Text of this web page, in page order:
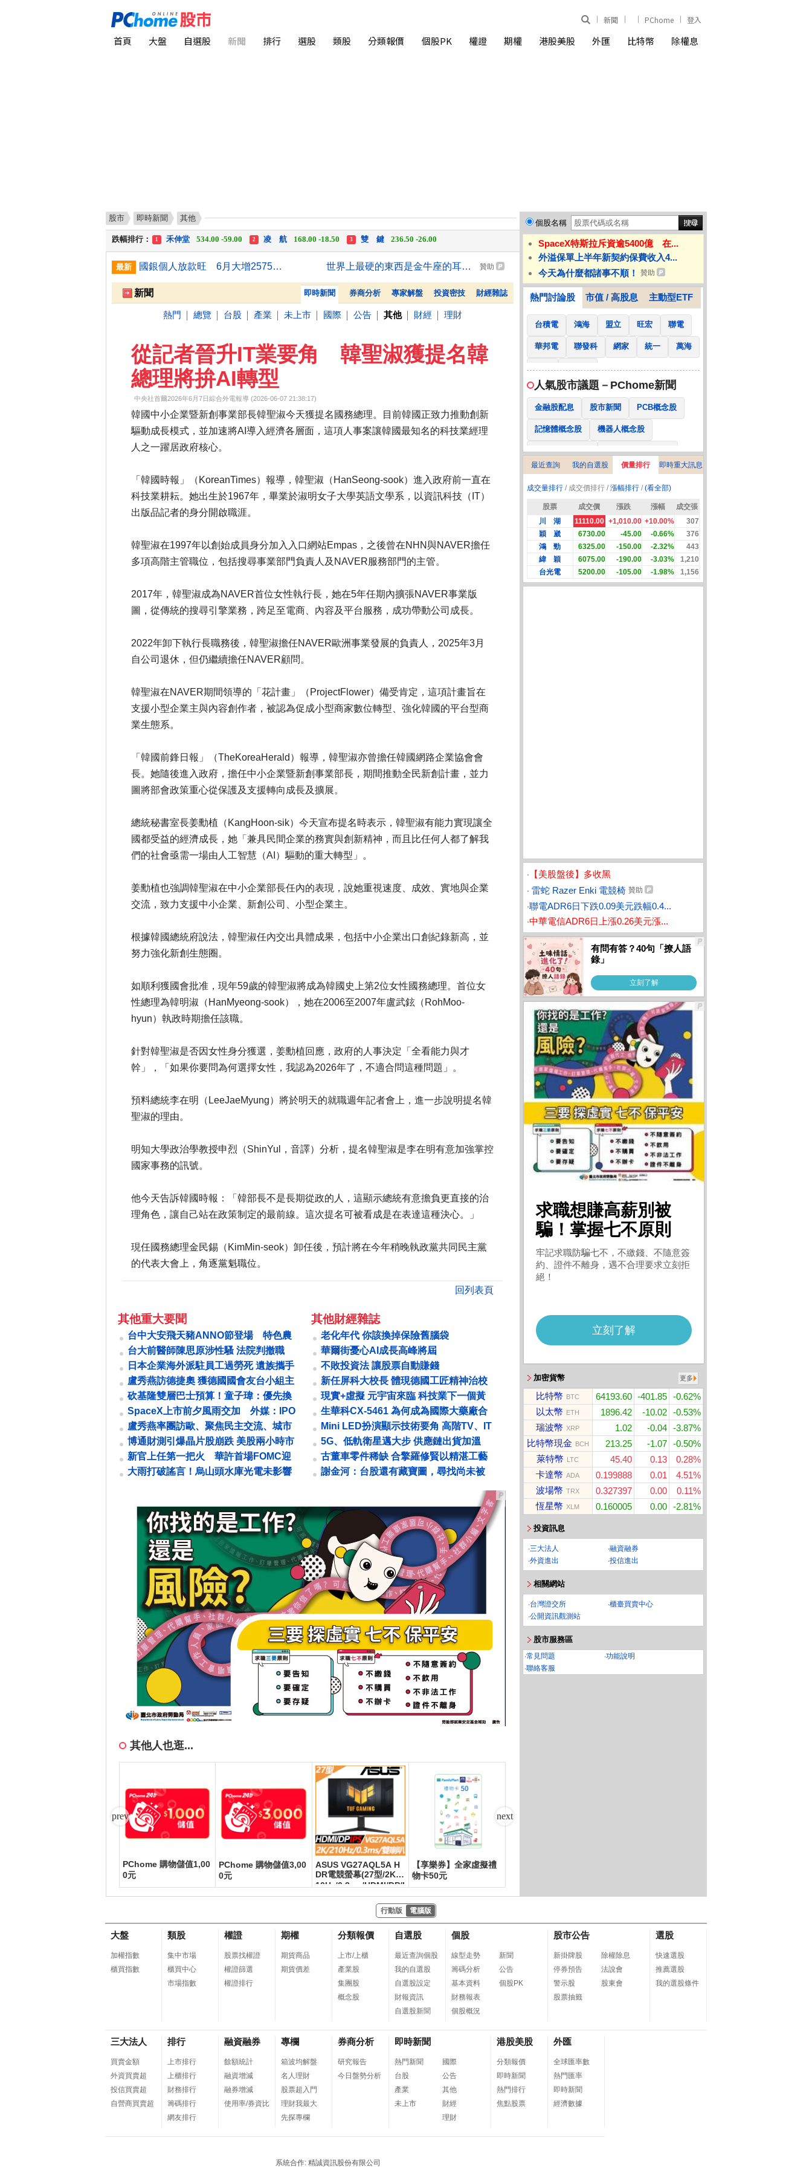
新聞 PChome 登入
首頁 大盤 自選股 新聞 排行 選股 類股 分類報價 個股PK 權證 期權 港股美股 外匯 比特幣 除權息
股市 即時新聞 其他
漲幅排行： 川 湖11,110.00 +1,010.00
跌幅排行：
禾伸堂534.00 -59.00 凌 航168.00 -18.50 雙 鍵236.50 -26.00
漲停排行：
中化生 川 湖 11,110.00 +1,010.00 柏 騰
跌停排行：
1 禾伸堂534.00 -59.00 2 凌 航 168.00 -18.50 3 雙 鍵236.50 -26.00
最新 國銀個人放款旺 6月大增2575億寫史上單月新高 世界上最硬的東西是金牛座的耳朵，但 贊助
熱門 勞動部：Uber Eats疊單計算方式違法 每案可罰2萬 世界上最硬的東西是金牛座的耳朵，但
贊助
新聞 即時新聞 券商分析 專家解盤 投資密技 財經雜誌
熱門 總覽 台股 產業 未上市 國際 公告 其他 財經 理財
從記者晉升IT業要角 韓聖淑獲提名韓
總理將拚AI轉型
中央社首爾2026年6月7日綜合外電報導 (2026-06-07 21:38:17)
韓國中小企業暨新創事業部長韓聖淑今天獲提名國務總理。目前韓國正致力推動創新
驅動成長模式，並加速將AI導入經濟各層面，這項人事案讓韓國最知名的科技業經理
人之一躍居政府核心。
「韓國時報」（KoreanTimes）報導，韓聖淑（HanSeong-sook）進入政府前一直在
科技業耕耘。她出生於1967年，畢業於淑明女子大學英語文學系，以資訊科技（IT）
出版品記者的身分開啟職涯。
韓聖淑在1997年以創始成員身分加入入口網站Empas，之後曾在NHN與NAVER擔任
多項高階主管職位，包括搜尋事業部門負責人及NAVER服務部門的主管。
2017年，韓聖淑成為NAVER首位女性執行長，她在5年任期內擴張NAVER事業版
圖，從傳統的搜尋引擎業務，跨足至電商、內容及平台服務，成功帶動公司成長。
2022年卸下執行長職務後，韓聖淑擔任NAVER歐洲事業發展的負責人，2025年3月
自公司退休，但仍繼續擔任NAVER顧問。
韓聖淑在NAVER期間領導的「花計畫」（ProjectFlower）備受肯定，這項計畫旨在
支援小型企業主與內容創作者，被認為促成小型商家數位轉型、強化韓國的平台型商
業生態系。
「韓國前鋒日報」（TheKoreaHerald）報導，韓聖淑亦曾擔任韓國網路企業協會會
長。她隨後進入政府，擔任中小企業暨新創事業部長，期間推動全民新創計畫，並力
圖將部會政策重心從保護及支援轉向成長及擴展。
總統秘書室長姜勳植（KangHoon-sik）今天宣布提名時表示，韓聖淑有能力實現讓全
國都受益的經濟成長，她「兼具民間企業的務實與創新精神，而且比任何人都了解我
們的社會亟需一場由人工智慧（AI）驅動的重大轉型」。
姜勳植也強調韓聖淑在中小企業部長任內的表現，說她重視速度、成效、實地與企業
交流，致力支援中小企業、新創公司、小型企業主。
根據韓國總統府說法，韓聖淑任內交出具體成果，包括中小企業出口創紀錄新高，並
努力強化新創生態圈。
如順利獲國會批准，現年59歲的韓聖淑將成為韓國史上第2位女性國務總理。首位女
性總理為韓明淑（HanMyeong-sook），她在2006至2007年盧武鉉（RohMoo-
hyun）執政時期擔任該職。
針對韓聖淑是否因女性身分獲選，姜勳植回應，政府的人事決定「全看能力與才
幹」，「如果你要問為何選擇女性，我認為2026年了，不適合問這種問題」。
預料總統李在明（LeeJaeMyung）將於明天的就職週年記者會上，進一步說明提名韓
聖淑的理由。
明知大學政治學教授申烈（ShinYul，音譯）分析，提名韓聖淑是李在明有意加強掌控
國家事務的訊號。
他今天告訴韓國時報：「韓部長不是長期從政的人，這顯示總統有意擔負更直接的治
理角色，讓自己站在政策制定的最前線。這次提名可被看成是在表達這種決心。」
現任國務總理金民錫（KimMin-seok）卸任後，預計將在今年稍晚執政黨共同民主黨
的代表大會上，角逐黨魁職位。
回列表頁
其他重大要聞
台中大安飛天豬ANNO節登場 特色農
產展現魅力
台大前醫師陳思原涉性騷 法院判撤職
日本企業海外派駐員工過勞死 遺族攜手
公司制定管理手冊
盧秀燕訪德捷奧 獲德國國會友台小組主
席「蔡英文規格」接待 國際外交能...
砍基隆雙層巴士預算！童子瑋：優先換
舊公車
SpaceX上市前夕風雨交加 外媒：IPO
排除「這兩國」
盧秀燕率團訪歐、聚焦民主交流、城市
治理
博通財測引爆晶片股崩跌 美股兩小時市
值蒸發逾1兆美元
新官上任第一把火 華許首場FOMC迎
市場大震盪
大雨打破謠言！烏山頭水庫光電未影響
其他財經雜誌
老化年代 你該換掉保險舊腦袋
華爾街憂心AI成長高峰將屆
不敗投資法 讓股票自動賺錢
新任屏科大校長 體現德國工匠精神治校
張金龍 專注看不見的努力
現實+虛擬 元宇宙來臨 科技業下一個黃
金十年
生華科CX-5461 為何成為國際大藥廠合
作名單上的常客？
Mini LED扮演顯示技術要角 高階TV、IT
產品滲透率拉升
5G、低軌衛星邁大步 供應鏈出貨加溫
催動寬頻升級
古董車零件稀缺 合擎羅修賢以精湛工藝
成為隱形冠軍 黑手老董 靠復刻鈑件...
謝金河：台股還有藏寶圖，尋找尚未被
其他人也逛...
PChome 購物儲值1,00
0元
PChome 購物儲值3,00
0元
ASUS VG27AQL5A H
DR電競螢幕(27型/2K/2
10Hz/0.3ms/HDMI/DP/I
PS)
【享樂券】全家虛擬禮
物卡50元
貨
個股名稱
SpaceX特斯拉斥資逾5400億 在...
外溢保單上半年新契約保費收入4...
今天為什麼都諸事不順！
贊助
熱門討論股 市值 / 高股息 主動型ETF
台積電 鴻海 盟立 旺宏 聯電
華邦電 聯發科 網家 統一 萬海
南亞 國泰金
人氣股市議題－PChome新聞
金融股配息 股市新聞 PCB概念股
記憶體概念股 機器人概念股
低軌衛星概念股 CPO、BBU概念股
2025金融股配息 AI眼鏡概念股
降息概念股 儲能概念股 甲骨文概念股
股東會紀念品
最近查詢 我的自選股 價量排行 即時重大訊息
成交量排行/ 成交價排行 /漲幅排行/(看全部)
股票 成交價 漲跌 漲幅
成交張
川 湖
11110.00 +1,010.00 +10.00%
307
穎 崴
6730.00 -45.00 -0.66%
376
鴻 勁
6325.00 -150.00 -2.32%
443
緯 穎
6075.00 -190.00 -3.03%
1,210
台光電
5200.00 -105.00 -1.98% 1,156
‧ 【美股盤後】多收黑
‧ 雷蛇 Razer Enki 電競椅 贊助
‧聯電ADR6日下跌0.09美元跌幅0.4...
‧中華電信ADR6日上漲0.26美元漲...
更多
加密貨幣
比特幣 BTC 64193.60 -401.85
-0.62%
以太幣 ETH 1896.42 -10.02
-0.53%
瑞波幣 XRP 1.02 -0.04
-3.87%
比特幣現金 BCH 213.25 -1.07
-0.50%
萊特幣 LTC 45.40 0.13
0.28%
卡達幣 ADA 0.199888 0.01
4.51%
波場幣 TRX 0.327397 0.00
0.11%
恆星幣 XLM 0.160005 0.00 -2.81%
投資訊息
‧三大法人 ‧融資融券
‧外資進出 ‧投信進出
相關網站
‧台灣證交所 ‧櫃臺買賣中心
‧公開資訊觀測站
股市服務區
‧常見問題 ‧功能說明
‧聯絡客服
行動版 電腦版
大盤
加權指數
櫃買指數
類股
集中市場
櫃買中心
市場指數
權證
股票找權證
權證篩選
權證排行
期權
期貨商品
期貨價差
分類報價
上市/上櫃
產業股
集團股
概念股
自選股
最近查詢個股
我的自選股
自選股設定
財報資訊
自選股新聞
個股
線型走勢
籌碼分析
基本資料
財務報表
個股概況
新聞
公告
個股PK
股市公告
新掛牌股
停券預告
警示股
股票抽籤
除權除息
法說會
股東會
選股
快速選股
推薦選股
我的選股條件
三大法人
買賣金額
外資買賣超
投信買賣超
自營商買賣超
排行
上市排行
上櫃排行
財務排行
籌碼排行
網友排行
融資融券
餘額統計
融資增減
融券增減
使用率/券資比
專欄
箱波均解盤
名人理財
股票超入門
理財我最大
先探專欄
券商分析
研究報告
今日盤勢分析
即時新聞
熱門新聞
台股
產業
未上市
國際
公告
其他
財經
理財
港股美股
分類報價
即時新聞
熱門排行
焦點股票
外匯
全球匯率數
熱門匯率
即時新聞
經濟數據
系統合作: 精誠資訊股份有限公司